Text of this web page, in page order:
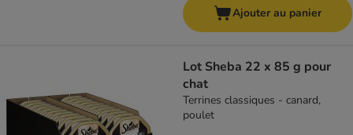
Ajouter au panier
Lot Sheba 22 x 85 g pour
chat
Terrines classiques - canard,
poulet